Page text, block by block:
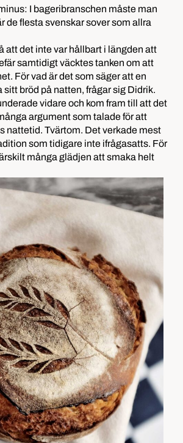
I bageribranschen måste man
de flesta svenskar sover som allra
att det inte var hållbart i längden att
samtidigt väcktes tanken om att
För vad är det som säger att en
sitt bröd på natten, frågar sig Didrik.
vidare och kom fram till att det
argument som talade för att
nattetid. Tvärtom. Det verkade mest
som tidigare inte ifrågasatts. För
många glädjen att smaka helt